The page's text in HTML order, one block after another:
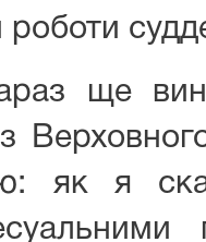
роботи
ще
як я